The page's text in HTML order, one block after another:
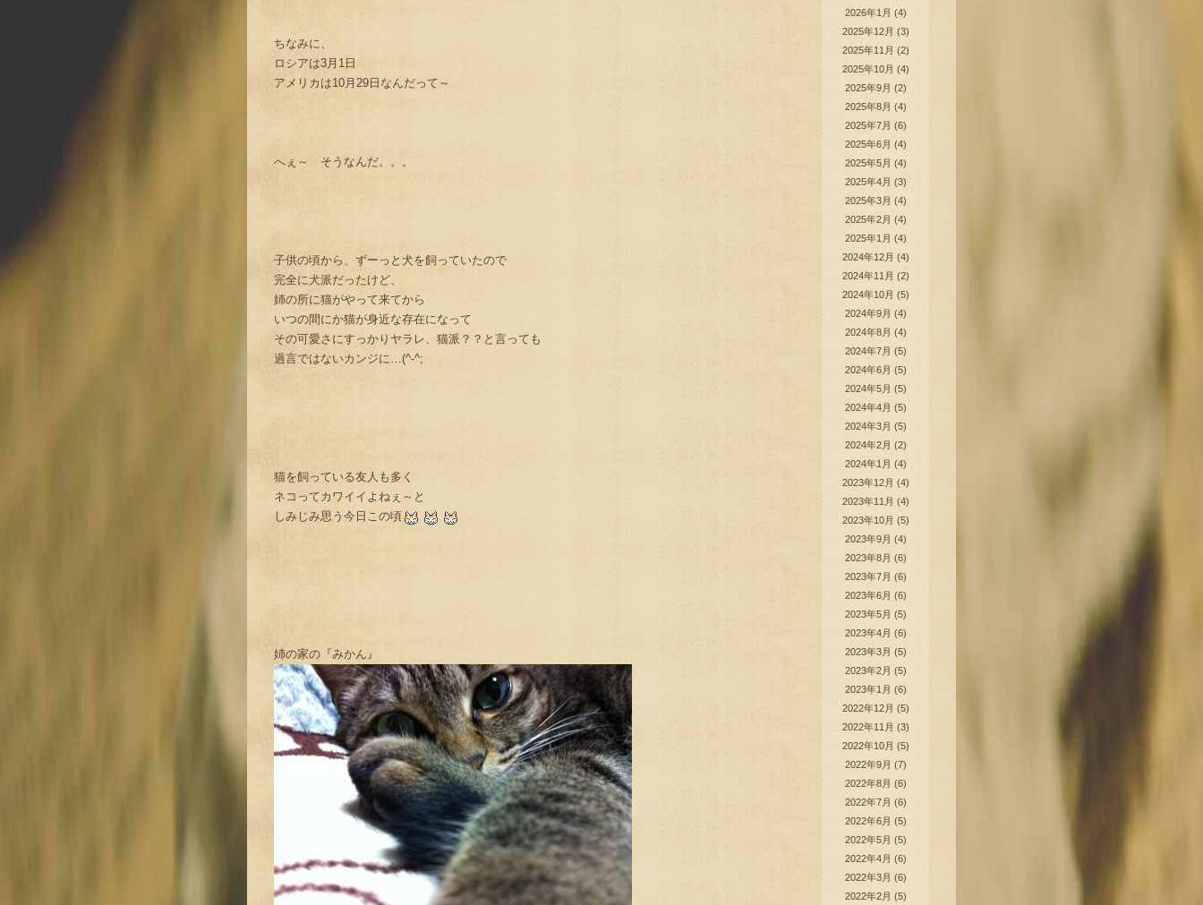
ちなみに、
ロシアは3月1日
アメリカは10月29日なんだって～
へぇ～ そうなんだ。。。
子供の頃から、ずーっと犬を飼っていたので
完全に犬派だったけど、
姉の所に猫がやって来てから
いつの間にか猫が身近な存在になって
その可愛さにすっかりヤラレ、猫派？？と言っても
過言ではないカンジに…(^-^;
猫を飼っている友人も多く
ネコってカワイイよねぇ～と
しみじみ思う今日この頃
姉の家の『みかん』
2026年1月 (4)
2025年12月 (3)
2025年11月 (2)
2025年10月 (4)
2025年9月 (2)
2025年8月 (4)
2025年7月 (6)
2025年6月 (4)
2025年5月 (4)
2025年4月 (3)
2025年3月 (4)
2025年2月 (4)
2025年1月 (4)
2024年12月 (4)
2024年11月 (2)
2024年10月 (5)
2024年9月 (4)
2024年8月 (4)
2024年7月 (5)
2024年6月 (5)
2024年5月 (5)
2024年4月 (5)
2024年3月 (5)
2024年2月 (2)
2024年1月 (4)
2023年12月 (4)
2023年11月 (4)
2023年10月 (5)
2023年9月 (4)
2023年8月 (6)
2023年7月 (6)
2023年6月 (6)
2023年5月 (5)
2023年4月 (6)
2023年3月 (5)
2023年2月 (5)
2023年1月 (6)
2022年12月 (5)
2022年11月 (3)
2022年10月 (5)
2022年9月 (7)
2022年8月 (6)
2022年7月 (6)
2022年6月 (5)
2022年5月 (5)
2022年4月 (6)
2022年3月 (6)
2022年2月 (5)